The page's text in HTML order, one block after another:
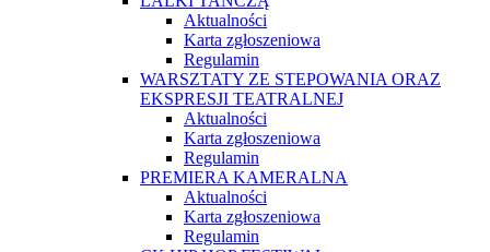
Aktualności
Karta zgłoszeniowa
Regulamin
WARSZTATY ZE STEPOWANIA ORAZ
EKSPRESJI TEATRALNEJ
Aktualności
Karta zgłoszeniowa
Regulamin
PREMIERA KAMERALNA
Aktualności
Karta zgłoszeniowa
Regulamin